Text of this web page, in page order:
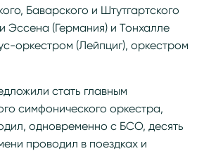
Баварского и Штутгартского
Эссена (Германия) и Тонхалле
оркестром (Лейпциг), оркестром
стать главным
симфонического оркестра,
одновременно с БСО, десять
проводил в поездках и